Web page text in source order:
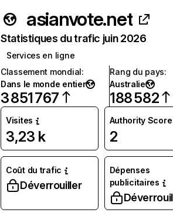
asianvote.net
Statistiques du trafic juin 2026
Services en ligne
Classement mondial:
Dans le monde entier
3 851 767
Rang du pays:
Australie
188 582
Visites
3,23 k
Authority Score
2
Coût du trafic
Déverrouiller
Dépenses
publicitaires